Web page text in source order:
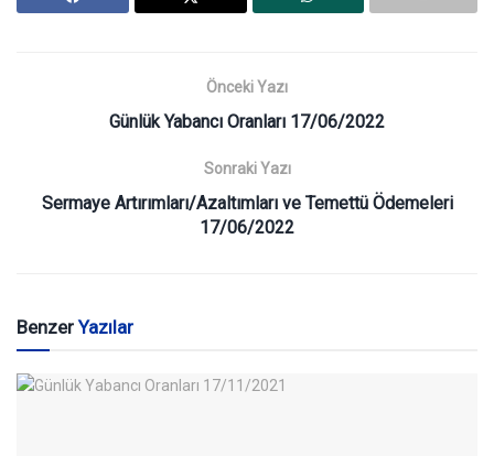
Önceki Yazı
Günlük Yabancı Oranları 17/06/2022
Sonraki Yazı
Sermaye Artırımları/Azaltımları ve Temettü Ödemeleri
17/06/2022
BenzerYazılar